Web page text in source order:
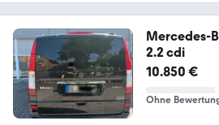
Mercedes-
2.2 cdi
10.850 €
Ohne